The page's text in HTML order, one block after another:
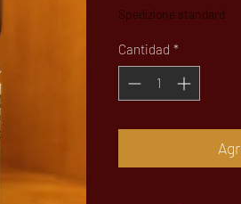
Spedizione standard
Cantidad *